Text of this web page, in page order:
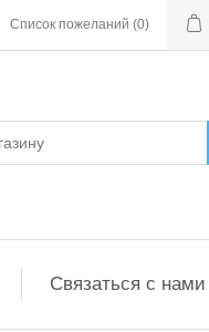
Список пожеланий (0)
Связаться с нами